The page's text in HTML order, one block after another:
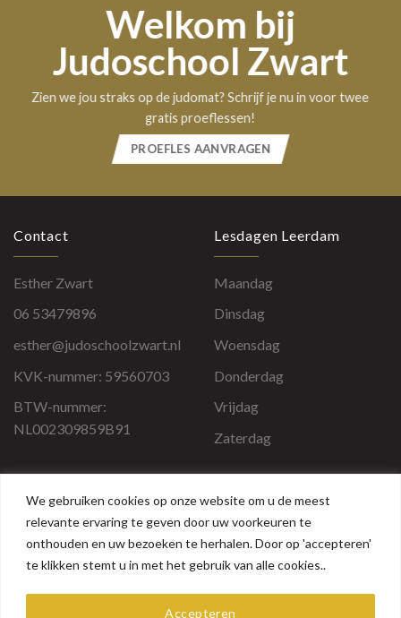
We gebruiken cookies op onze website om u de meest
relevante ervaring te geven door uw voorkeuren te
onthouden en uw bezoeken te herhalen. Door op 'accepteren'
te klikken stemt u in met het gebruik van alle cookies..
Accepteren
Welkom bij
Judoschool Zwart
Zien we jou straks op de judomat? Schrijf je nu in voor twee
gratis proeflessen!
PROEFLES AANVRAGEN
Contact
Esther Zwart
06 53479896
esther@judoschoolzwart.nl
KVK-nummer: 59560703
BTW-nummer:
NL002309859B91
Lesdagen Leerdam
Maandag
Dinsdag
Woensdag
Donderdag
Vrijdag
Zaterdag
Donderdag
Over Judoschool Zwart
Clubregels
Tarieven